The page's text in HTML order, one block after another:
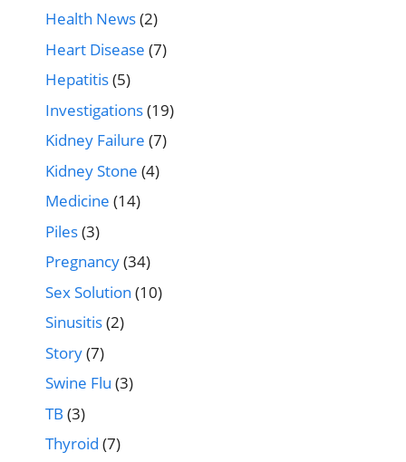
Health News(2)
Heart Disease (7)
Hepatitis(5)
Investigations(19)
Kidney Failure (7)
Kidney Stone (4)
Medicine (14)
Piles(3)
Pregnancy(34)
Sex Solution (10)
Sinusitis(2)
Story(7)
Swine Flu (3)
TB (3)
Thyroid (7)